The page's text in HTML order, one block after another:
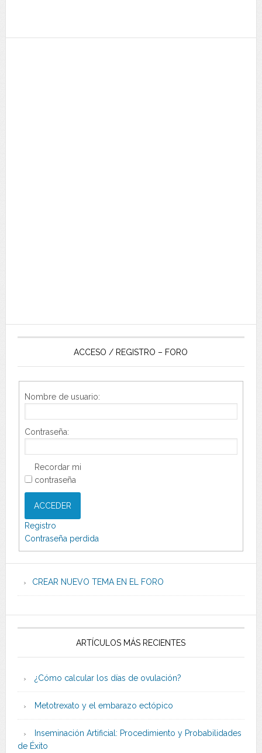
ACCESO / REGISTRO – FORO
Nombre de usuario:
Contraseña:
Recordar mi
contraseña
ACCEDER
Registro
Contraseña perdida
CREAR NUEVO TEMA EN EL FORO
ARTÍCULOS MÁS RECIENTES
¿Cómo calcular los días de ovulación?
Metotrexato y el embarazo ectópico
Inseminación Artificial: Procedimiento y Probabilidades
de Éxito